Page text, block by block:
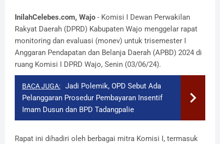
InilahCelebes.com, Wajo - Komisi I Dewan Perwakilan
Rakyat Daerah (DPRD) Kabupaten Wajo menggelar rapat
monitoring dan evaluasi (monev) untuk trisemester I
Anggaran Pendapatan dan Belanja Daerah (APBD) 2024 di
ruang Komisi I DPRD Wajo, Senin (03/06/24).
BACA JUGA:
Jadi Polemik, OPD Sebut Ada
Pelanggaran Prosedur Pembayaran Insentif
Imam Dusun dan BPD Tadangpalie
Rapat ini dihadiri oleh berbagai mitra Komisi I, termasuk